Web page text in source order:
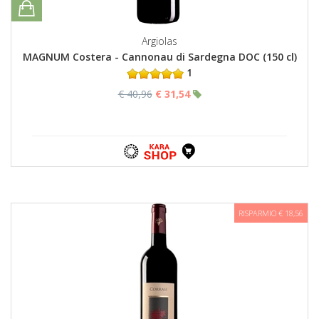
Argiolas
MAGNUM Costera - Cannonau di Sardegna DOC (150 cl)
1
€ 40,96 € 31,54
RISPARMIO € 18,56